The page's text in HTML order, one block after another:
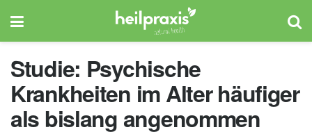
Studie: Psychische
Krankheiten im Alter häufiger
als bislang angenommen